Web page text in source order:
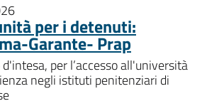
per i detenuti:
Garante- Prap
per l’accesso all'università
negli istituti penitenziari di